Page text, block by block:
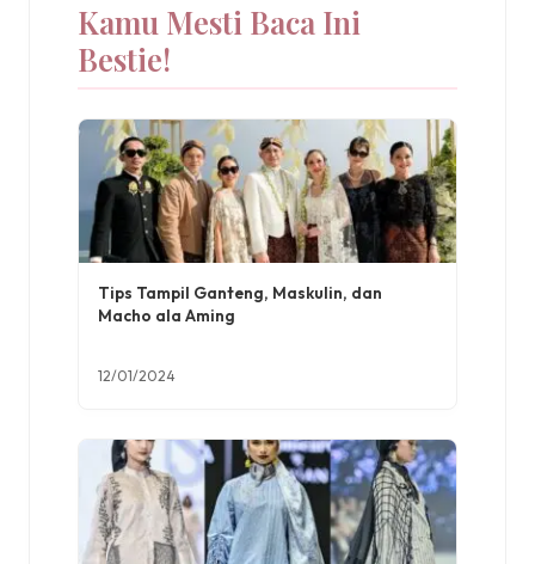
Kamu Mesti Baca Ini
Bestie!
Tips Tampil Ganteng, Maskulin, dan
Macho ala Aming
12/01/2024